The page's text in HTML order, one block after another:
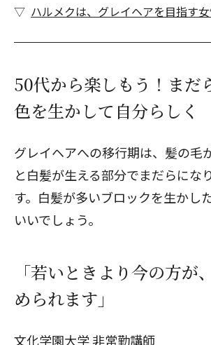
ハルメクは、グレイヘアを目指す
50代から楽しもう！まだ
色を生かして自分らしく
グレイヘアへの移行期は、髪の毛
と白髪が生える部分でまだらにな
す。白髪が多いブロックを生かし
いいでしょう。
「若いときより今の方が
められます」
文化学園大学 非常勤講師